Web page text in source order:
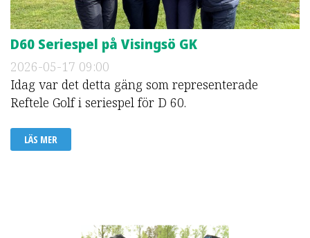
D60 Seriespel på Visingsö GK
2026-05-17 09:00
Idag var det detta gäng som representerade
Reftele Golf i seriespel för D 60.
LÄS MER